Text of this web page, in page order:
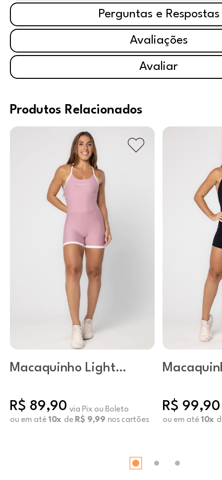
Perguntas e Respostas
Avaliações
Avaliar
Produtos Relacionados
Macaquinho Light
R$ 89,90 via Pix ou Boleto
ou em até 10x de R$ 9,99 nos cartões
R$ 99,90
ou em até 10x